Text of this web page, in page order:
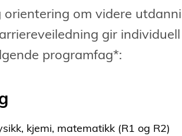
om videre
gir
programfag*:
kjemi, matematikk (R1 og R2)